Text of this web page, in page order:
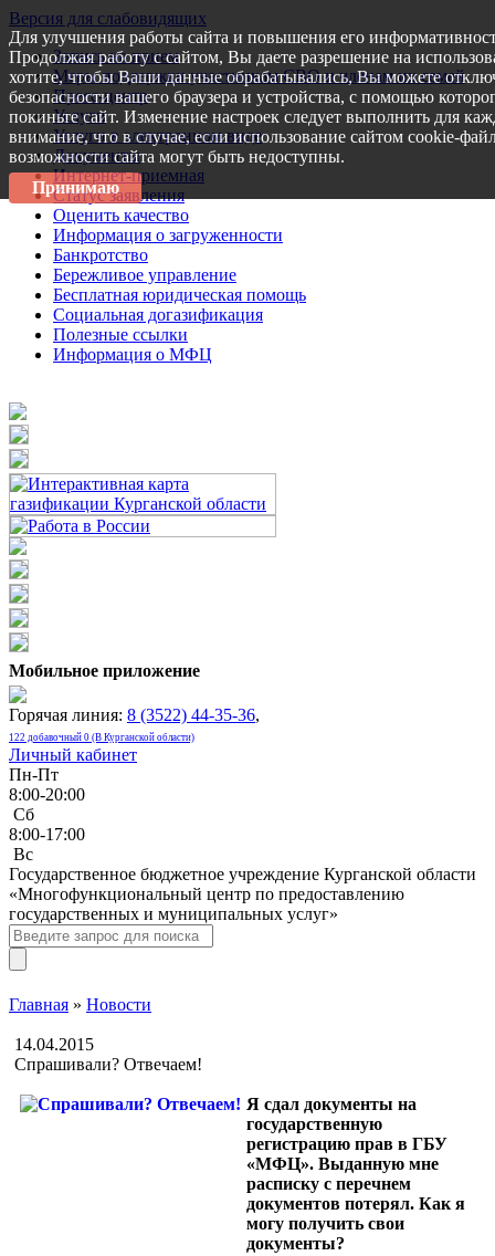
Версия для слабовидящих
Запись на прием
Меры поддержки участникам СВО и членам их семей
Пресс-центр
Услуги
Услуги в электронном виде
Документы
Интернет-приемная
Статус заявления
Оценить качество
Информация о загруженности
Банкротство
Бережливое управление
Бесплатная юридическая помощь
Социальная догазификация
Полезные ссылки
Информация о МФЦ
Мобильное приложение
Горячая линия: 8 (3522) 44-35-36,
122 добавочный 0 (В Курганской области)
Личный кабинет
Пн-Пт
8:00-20:00
Сб
8:00-17:00
Bc
Государственное бюджетное учреждение Курганской области
«Многофункциональный центр по предоставлению
государственных и муниципальных услуг»
Главная » Новости
14.04.2015
Спрашивали? Отвечаем!
Я сдал документы на
государственную
регистрацию прав в ГБУ
«МФЦ». Выданную мне
расписку с перечнем
документов потерял. Как я
могу получить свои
документы?
Для улучшения работы сайта и повышения его
Продолжая работу с сайтом, Вы даете разрешение на
хотите, чтобы Ваши данные обрабатывались, Вы можете
безопасности вашего браузера и устройства, с помощью
покиньте сайт. Изменение настроек следует выполнить для
внимание, что в случае, если использование сайтом cookie-
возможности сайта могут быть недоступны.
Принимаю